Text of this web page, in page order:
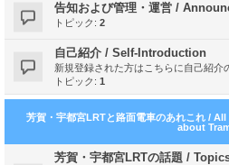
告知および管理・運営 /
トピック: 2
自己紹介 / Self-Introduction
新規登録された方はこちらに自己紹介
トピック: 1
芳賀・宇都宮LRTと路面電車のあれこれ /
about
芳賀・宇都宮LRTの話題 /